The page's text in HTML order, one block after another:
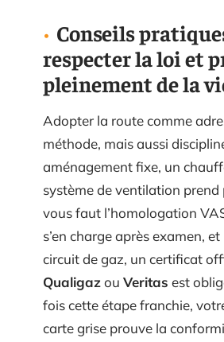
Conseils
respecter la loi et
pleinement de la
Adopter la route comme
méthode, mais aussi
aménagement fixe, un
système de ventilation prend
vous faut l’homologation
s’en charge après examen,
circuit de gaz, un certificat
Qualigazou Veritas est
fois cette étape franchie,
carte grise prouve la